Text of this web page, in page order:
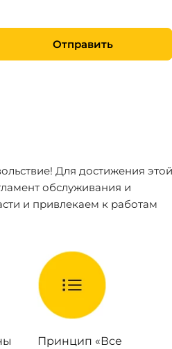
Отправить
Для достижения этой
обслуживания и
и привлекаем к работам
Принцип «Все